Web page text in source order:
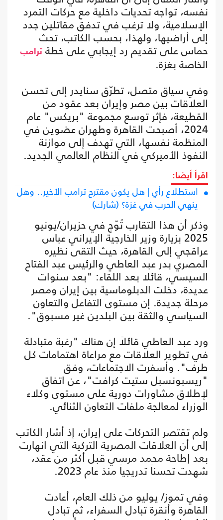
نفسه، تواجه تحديات داخلية مع حركات التمرد
الإسلامية، ولا ترغب في تدفق مقاتلين جدد
إلى أراضيها، ولهذا، بحسب الكاتب، تحث
حماس على تقديم رد إيجابي على خطة ترامب
الخاصة بغزة.
وفي سياق متصل، تطرّق سنايدر إلى تحسن
العلاقات بين مصر وإيران بعد عقود من
القطيعة، فإثر توسع مجموعة "بريكس" عام
2024، أصبحت القاهرة وطهران عضوين في
المنظمة نفسها، التي تهدف إلى موازنة
النفوذ الأميركي في النظام العالمي الجديد.
اقرأ أيضا:
استطلاع رأي | هل يكون مقترح ترامب الأخير.. وهل
ينهي الحرب في غزة؟ (شارك)
وذكر أن هذا التقارب تُوّج في حزيران/يونيو
2025 بزيارة وزير الخارجية الإيراني عباس
عراقجي إلى القاهرة، حيث التقى نظيره
المصري بدر عبد العاطي والرئيس عبد الفتاح
السيسي، قائلا بعد اللقاء: "بعد سنوات
عديدة، دخلت الدبلوماسية بين إيران ومصر
مرحلة جديدة. إن مستوى التفاعل والتعاون
السياسي والثقة بين البلدين غير مسبوق".
ورد عبد العاطي قائلاً إن هناك "رغبة متبادلة
في تطوير العلاقات مع مراعاة اهتمامات كل
طرف". وأسفرت الاجتماعات، وفق
"ريسبونسبل ستيت كرافت"، عن اتفاق
لإطلاق مشاورات دورية على مستوى وكلاء
الوزراء لمعالجة ملفات التعاون الثنائي.
ولم تقتصر التحركات على إيران، إذ أشار الكاتب
إلى أن العلاقات المصرية التركية التي انهارت
بعد إطاحة محمد مرسي قبل أكثر من عقد،
شهدت تحسناً تدريجياً منذ عام 2023.
وفي تموز/ يوليو من ذلك العام، أعادت
القاهرة وأنقرة تبادل السفراء، ثم تبادل